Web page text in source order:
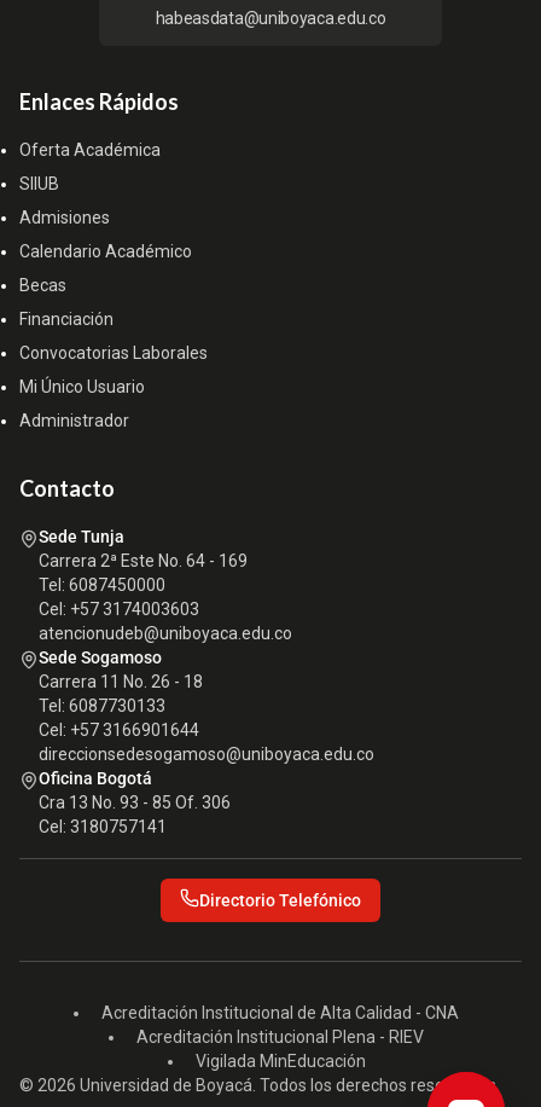
habeasdata@uniboyaca.edu.co
Enlaces Rápidos
Oferta Académica
SIIUB
Admisiones
Calendario Académico
Becas
Financiación
Convocatorias Laborales
Mi Único Usuario
Administrador
Contacto
Sede Tunja
Carrera 2ª Este No. 64 - 169
Tel: 6087450000
Cel: +57 3174003603
atencionudeb@uniboyaca.edu.co
Sede Sogamoso
Carrera 11 No. 26 - 18
Tel: 6087730133
Cel: +57 3166901644
direccionsedesogamoso@uniboyaca.edu.co
Oficina Bogotá
Cra 13 No. 93 - 85 Of. 306
Cel: 3180757141
Directorio Telefónico
Acreditación Institucional de Alta Calidad - CNA
Acreditación Institucional Plena - RIEV
Vigilada MinEducación
© 2026 Universidad de Boyacá. Todos los derechos reservados.